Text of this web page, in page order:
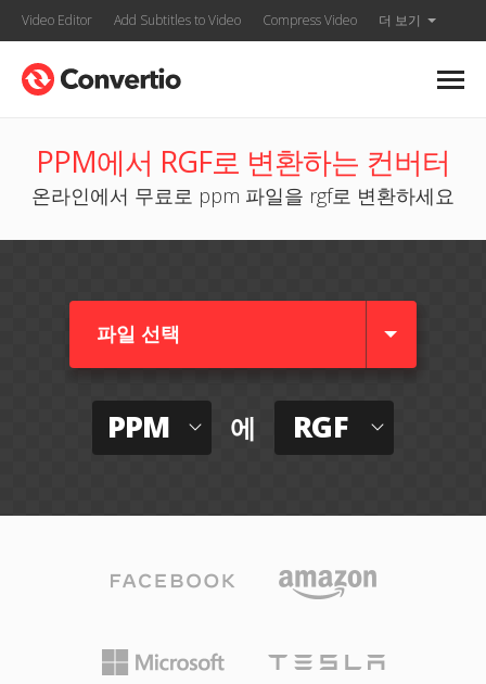
Video Editor Add Subtitles to Video Compress Video 더 보기
PPM에서 RGF로 변환하는 컨버터
온라인에서 무료로 ppm 파일을 rgf로 변환하세요
파일 선택
PPM 에 RGF